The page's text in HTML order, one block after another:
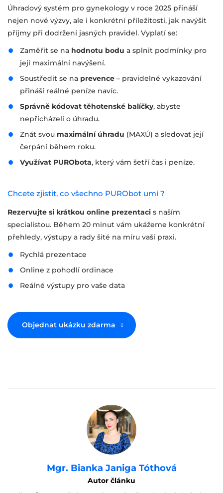
Úhradový systém pro gynekology v roce 2025 přináší
nejen nové výzvy, ale i konkrétní příležitosti, jak navýšit
příjmy při dodržení jasných pravidel. Vyplatí se:
Zaměřit se na hodnotu bodu a splnit podmínky pro
její maximální navýšení.
Soustředit se na prevence – pravidelné vykazování
přináší reálné peníze navíc.
Správně kódovat těhotenské balíčky, abyste
nepřicházeli o úhradu.
Znát svou maximální úhradu (MAXÚ) a sledovat její
čerpání během roku.
Využívat PURObota, který vám šetří čas i peníze.
Chcete zjistit, co všechno PURObot umí ?
Rezervujte si krátkou online prezentaci s naším
specialistou. Během 20 minut vám ukážeme konkrétní
přehledy, výstupy a rady šité na míru vaší praxi.
Rychlá prezentace
Online z pohodlí ordinace
Reálné výstupy pro vaše data
Objednat ukázku zdarma
Mgr. Bianka Janiga Tóthová
Autor článku